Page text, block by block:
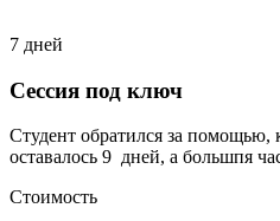
7 дней
Сессия под ключ
Студент обратился за помощью,
оставалось 9 дней, а большпя
Стоимость